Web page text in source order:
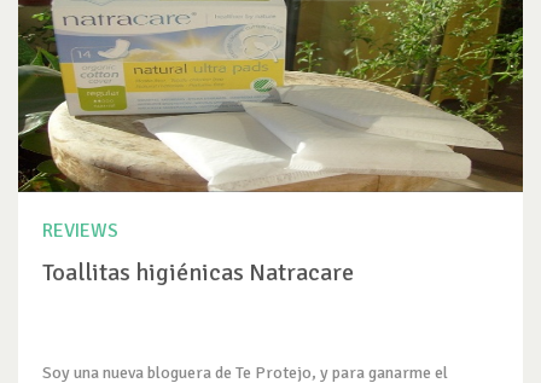
REVIEWS
Toallitas higiénicas Natracare
Soy una nueva bloguera de Te Protejo, y para ganarme el